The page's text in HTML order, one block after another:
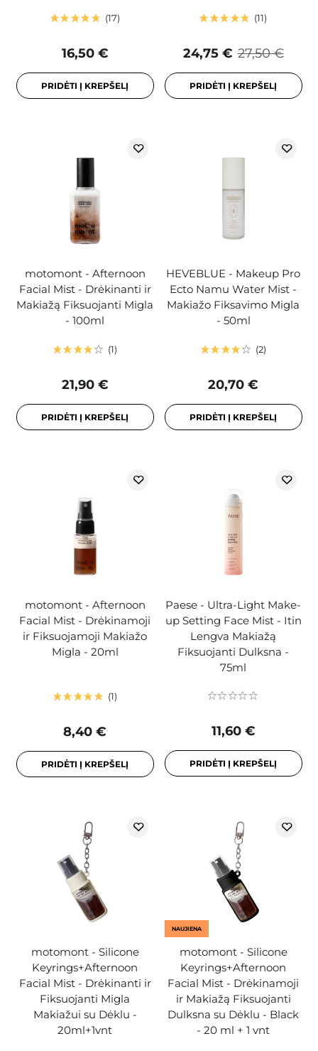
17
16,50 €
PRIDĖTI Į KREPŠELĮ
11
27,50 €
24,75 €
PRIDĖTI Į KREPŠELĮ
motomont - Afternoon
Facial Mist - Drėkinanti ir
Makiažą Fiksuojanti Migla
- 100ml
1
21,90 €
PRIDĖTI Į KREPŠELĮ
HEVEBLUE - Makeup Pro
Ecto Namu Water Mist -
Makiažo Fiksavimo Migla
- 50ml
2
20,70 €
PRIDĖTI Į KREPŠELĮ
motomont - Afternoon
Facial Mist - Drėkinamoji
ir Fiksuojamoji Makiažo
Migla - 20ml
1
8,40 €
PRIDĖTI Į KREPŠELĮ
Paese - Ultra-Light Make-
up Setting Face Mist - Itin
Lengva Makiažą
Fiksuojanti Dulksna -
75ml
11,60 €
PRIDĖTI Į KREPŠELĮ
motomont - Silicone
Keyrings+Afternoon
Facial Mist - Drėkinanti ir
Fiksuojanti Migla
Makiažui su Dėklu -
20ml+1vnt
NAUJIENA
motomont - Silicone
Keyrings+Afternoon
Facial Mist - Drėkinamoji
ir Makiažą Fiksuojanti
Dulksna su Dėklu - Black
- 20 ml + 1 vnt